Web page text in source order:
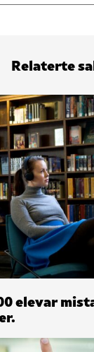
Relaterte
elevar